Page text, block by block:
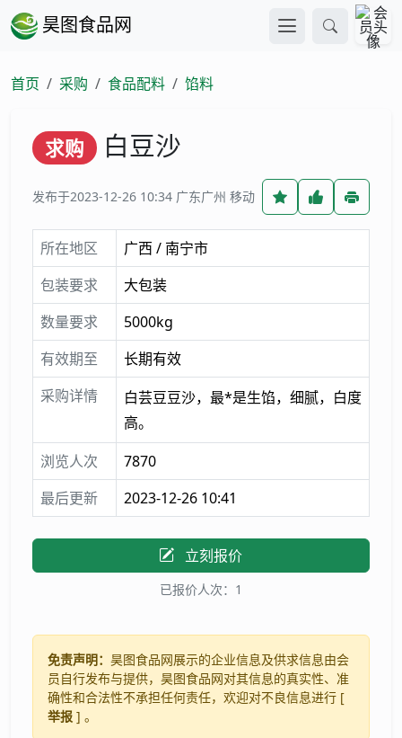
昊图食品网
首页 采购 食品配料 馅料
求购 白豆沙
发布于2023-12-26 10:34 广东广州 移动
所在地区
广西 / 南宁市
包装要求
大包装
数量要求
5000kg
有效期至
长期有效
采购详情
白芸豆豆沙，最*是生馅，细腻，白度
高。
浏览人次
7870
最后更新
2023-12-26 10:41
立刻报价
已报价人次：1
免责声明： 昊图食品网展示的企业信息及供求信息由会
员自行发布与提供，昊图食品网对其信息的真实性、准
确性和合法性不承担任何责任，欢迎对不良信息进行 [
举报 ] 。